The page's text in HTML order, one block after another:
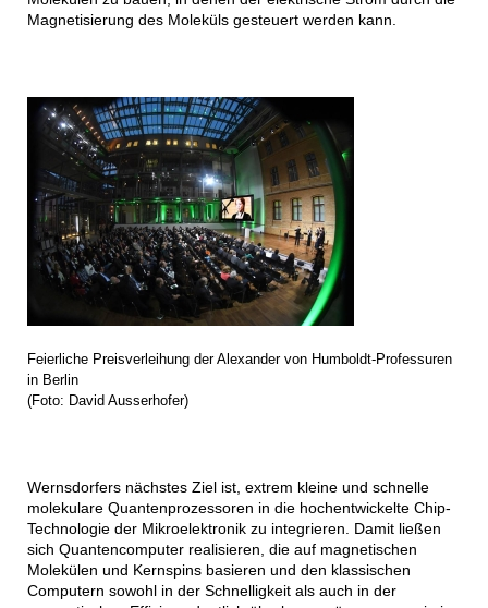
Magnetisierung des Moleküls gesteuert werden kann.
Feierliche Preisverleihung der Alexander von Humboldt-Professuren
in Berlin
(Foto: David Ausserhofer)
Wernsdorfers nächstes Ziel ist, extrem kleine und schnelle
molekulare Quantenprozessoren in die hochentwickelte Chip-
Technologie der Mikroelektronik zu integrieren. Damit ließen
sich Quantencomputer realisieren, die auf magnetischen
Molekülen und Kernspins basieren und den klassischen
Computern sowohl in der Schnelligkeit als auch in der